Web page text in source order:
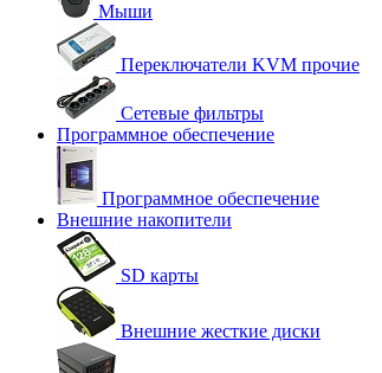
Мыши
Переключатели KVM прочие
Сетевые фильтры
Программное обеспечение
Программное обеспечение
Внешние накопители
SD карты
Внешние жесткие диски